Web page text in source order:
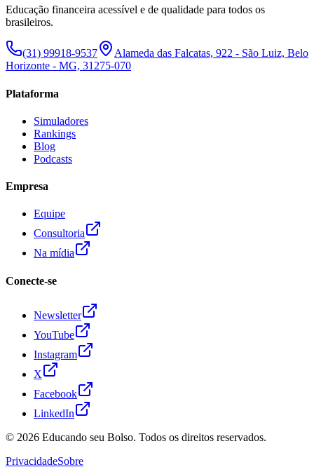
Educação financeira acessível e de qualidade para todos os
brasileiros.
(31) 99918-9537
Alameda das Falcatas, 922 - São Luiz, Belo
Horizonte - MG, 31275-070
Plataforma
Simuladores
Rankings
Blog
Podcasts
Empresa
Equipe
Consultoria
Na mídia
Conecte-se
Newsletter
YouTube
Instagram
X
Facebook
LinkedIn
© 2026 Educando seu Bolso. Todos os direitos reservados.
PrivacidadeSobre